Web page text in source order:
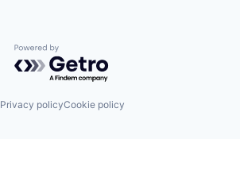
Powered by Getro.com
Privacy policyCookie policy